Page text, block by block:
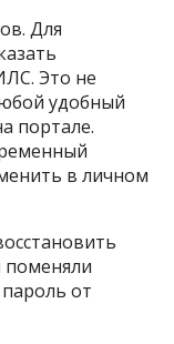
Для
Это не
удобный
портале.
в личном
поменяли
от